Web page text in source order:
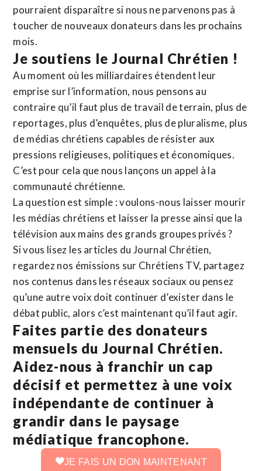
pourraient disparaître si nous ne parvenons pas à
toucher de nouveaux donateurs dans les prochains
mois.
Je soutiens le Journal Chrétien !
Au moment où les milliardaires étendent leur
emprise sur l’information, nous pensons au
contraire qu’il faut plus de travail de terrain, plus de
reportages, plus d’enquêtes, plus de pluralisme, plus
de médias chrétiens capables de résister aux
pressions religieuses, politiques et économiques.
C’est pour cela que nous lançons un appel à la
communauté chrétienne.
La question est simple : voulons-nous laisser mourir
les médias chrétiens et laisser la presse ainsi que la
télévision aux mains des grands groupes privés ?
Si vous lisez les articles du Journal Chrétien,
regardez nos émissions sur Chrétiens TV, partagez
nos contenus dans les réseaux sociaux ou pensez
qu’une autre voix doit continuer d’exister dans le
débat public, alors c’est maintenant qu’il faut agir.
Faites partie des donateurs
mensuels du Journal Chrétien.
Aidez-nous à franchir un cap
décisif et permettez à une voix
indépendante de continuer à
grandir dans le paysage
médiatique francophone.
JE FAIS UN DON MAINTENANT